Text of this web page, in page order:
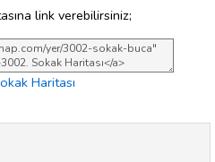
link verebilirsiniz;
Haritası